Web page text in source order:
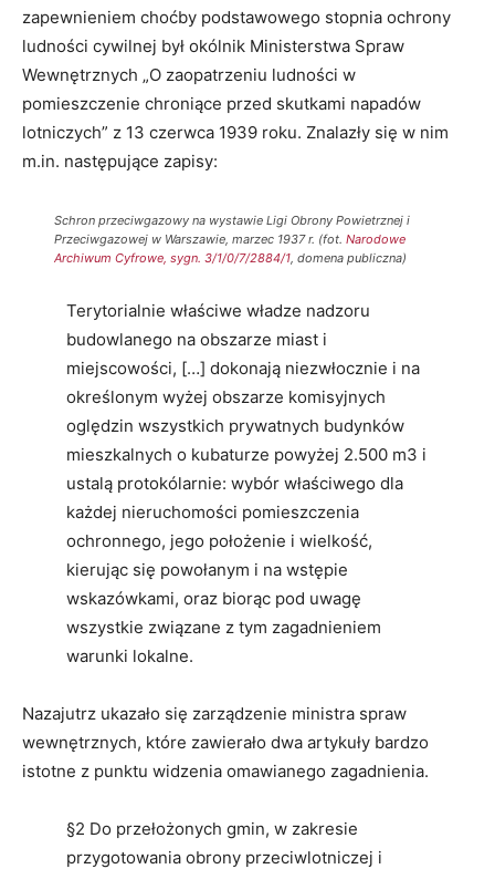
zapewnieniem choćby podstawowego stopnia ochrony
ludności cywilnej był okólnik Ministerstwa Spraw
Wewnętrznych „O zaopatrzeniu ludności w
pomieszczenie chroniące przed skutkami napadów
lotniczych” z 13 czerwca 1939 roku. Znalazły się w nim
m.in. następujące zapisy:
Schron przeciwgazowy na wystawie Ligi Obrony Powietrznej i
Przeciwgazowej w Warszawie, marzec 1937 r. (fot. Narodowe
Archiwum Cyfrowe, sygn. 3/1/0/7/2884/1 , domena publiczna)
Terytorialnie właściwe władze nadzoru
budowlanego na obszarze miast i
miejscowości, […] dokonają niezwłocznie i na
określonym wyżej obszarze komisyjnych
oględzin wszystkich prywatnych budynków
mieszkalnych o kubaturze powyżej 2.500 m3 i
ustalą protokólarnie: wybór właściwego dla
każdej nieruchomości pomieszczenia
ochronnego, jego położenie i wielkość,
kierując się powołanym i na wstępie
wskazówkami, oraz biorąc pod uwagę
wszystkie związane z tym zagadnieniem
warunki lokalne.
Nazajutrz ukazało się zarządzenie ministra spraw
wewnętrznych, które zawierało dwa artykuły bardzo
istotne z punktu widzenia omawianego zagadnienia.
§2 Do przełożonych gmin, w zakresie
przygotowania obrony przeciwlotniczej i